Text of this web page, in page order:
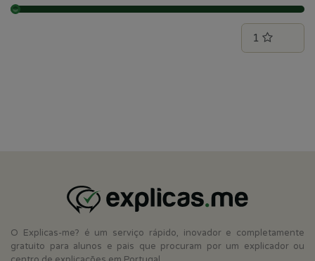
O Explicas-me? é um serviço rápido, inovador e completamente
gratuito para alunos e pais que procuram por um explicador ou